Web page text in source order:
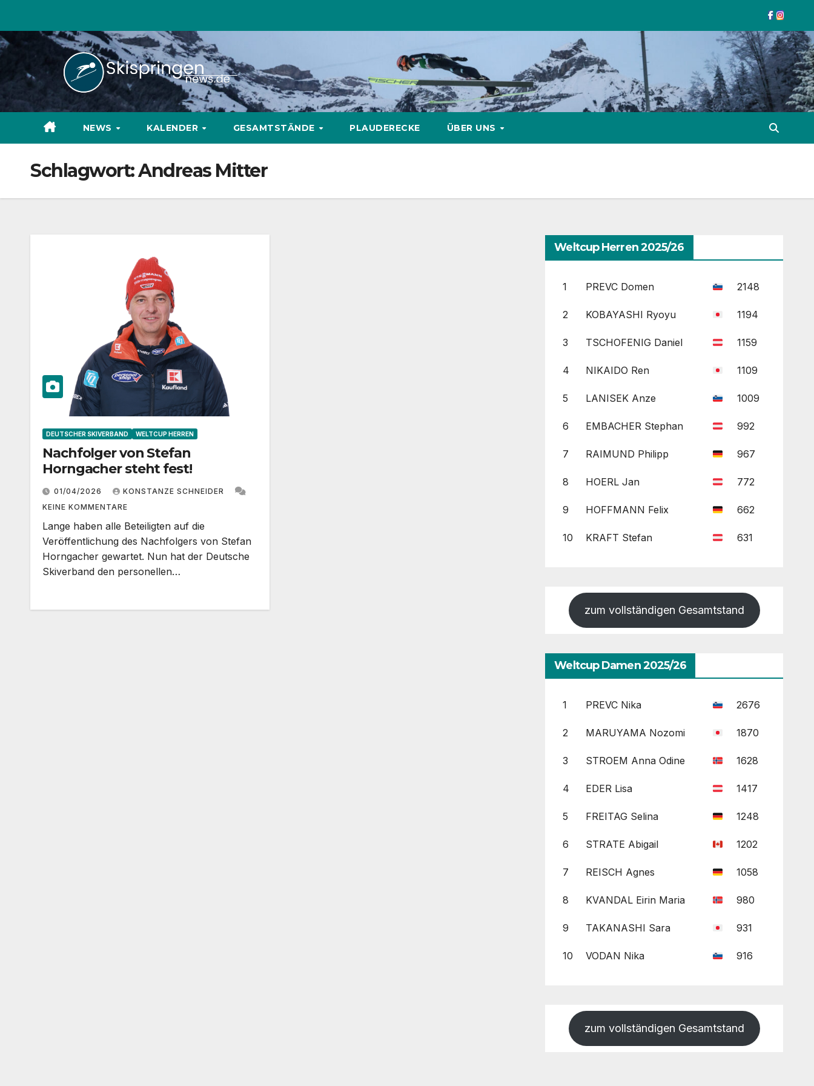
springen
NEWS KALENDER GESAMTSTÄNDE PLAUDERECKE ÜBER UNS
Schlagwort:Andreas Mitter
DEUTSCHER SKIVERBAND WELTCUP HERREN
Nachfolger von Stefan
Horngacher steht fest!
01/04/2026
KONSTANZE SCHNEIDER
KEINE KOMMENTARE
Lange haben alle Beteiligten auf die
Veröffentlichung des Nachfolgers von Stefan
Horngacher gewartet. Nun hat der Deutsche
Skiverband den personellen…
Weltcup Herren 2025/26
1 PREVC Domen 2148
2 KOBAYASHI Ryoyu 1194
3 TSCHOFENIG Daniel 1159
4 NIKAIDO Ren 1109
5 LANISEK Anze 1009
6 EMBACHER Stephan 992
7 RAIMUND Philipp 967
8 HOERL Jan 772
9 HOFFMANN Felix 662
10 KRAFT Stefan 631
zum vollständigen Gesamtstand
Weltcup Damen 2025/26
1 PREVC Nika 2676
2 MARUYAMA Nozomi 1870
3 STROEM Anna Odine 1628
4 EDER Lisa 1417
5 FREITAG Selina 1248
6 STRATE Abigail 1202
7 REISCH Agnes 1058
8 KVANDAL Eirin Maria 980
9 TAKANASHI Sara 931
10 VODAN Nika 916
zum vollständigen Gesamtstand